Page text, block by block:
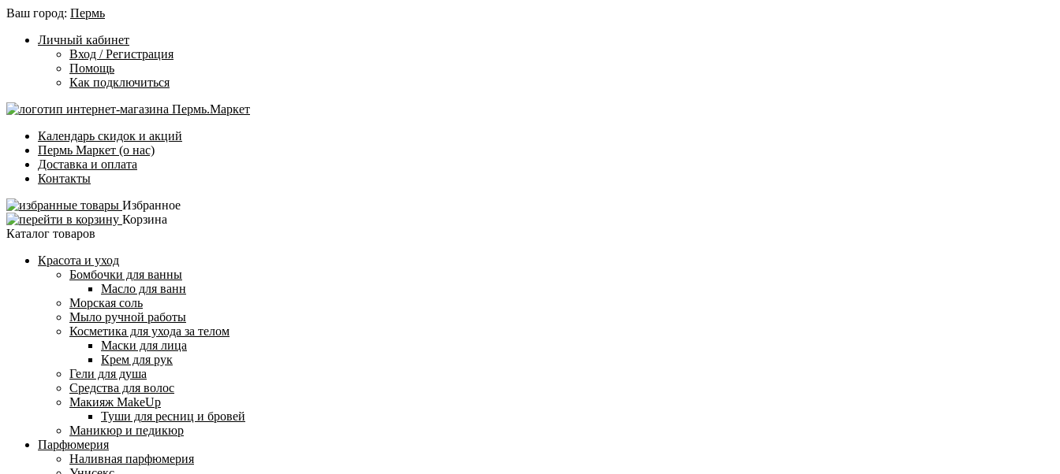
Ваш город: Пермь
Личный кабинет
Вход / Регистрация
Помощь
Как подключиться
Календарь скидок и акций
Пермь Маркет (о нас)
Доставка и оплата
Контакты
Избранное
Корзина
Каталог товаров
Красота и уход
Бомбочки для ванны
Масло для ванн
Морская соль
Мыло ручной работы
Косметика для ухода за телом
Маски для лица
Крем для рук
Гели для душа
Средства для волос
Макияж MakeUp
Туши для ресниц и бровей
Маникюр и педикюр
Парфюмерия
Наливная парфюмерия